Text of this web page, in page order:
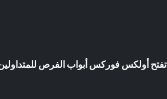
تفتح أولكس فوركس أبواب الفرص